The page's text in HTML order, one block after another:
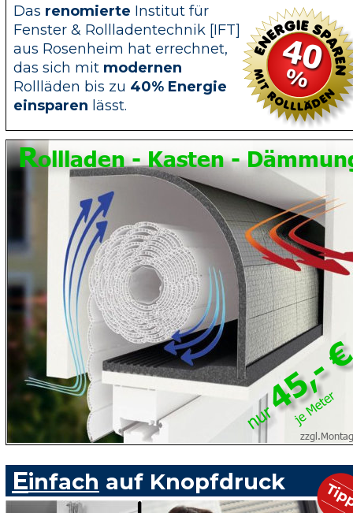
Das renomierte Institut für
Fenster & Rollladentechnik [IFT]
aus Rosenheim hat errechnet,
das sich mit modernen
Rollläden bis zu 40% Energie
einsparen lässt.
Rollladen - Kasten -
Einfach auf Knopfdruck